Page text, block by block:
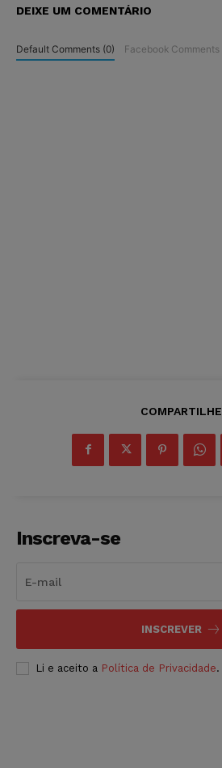
DEIXE UM COMENTÁRIO
Default Comments (0) Facebook Comments
COMPARTILHE
Inscreva-se
INSCREVER
Li e aceito a Política de Privacidade.